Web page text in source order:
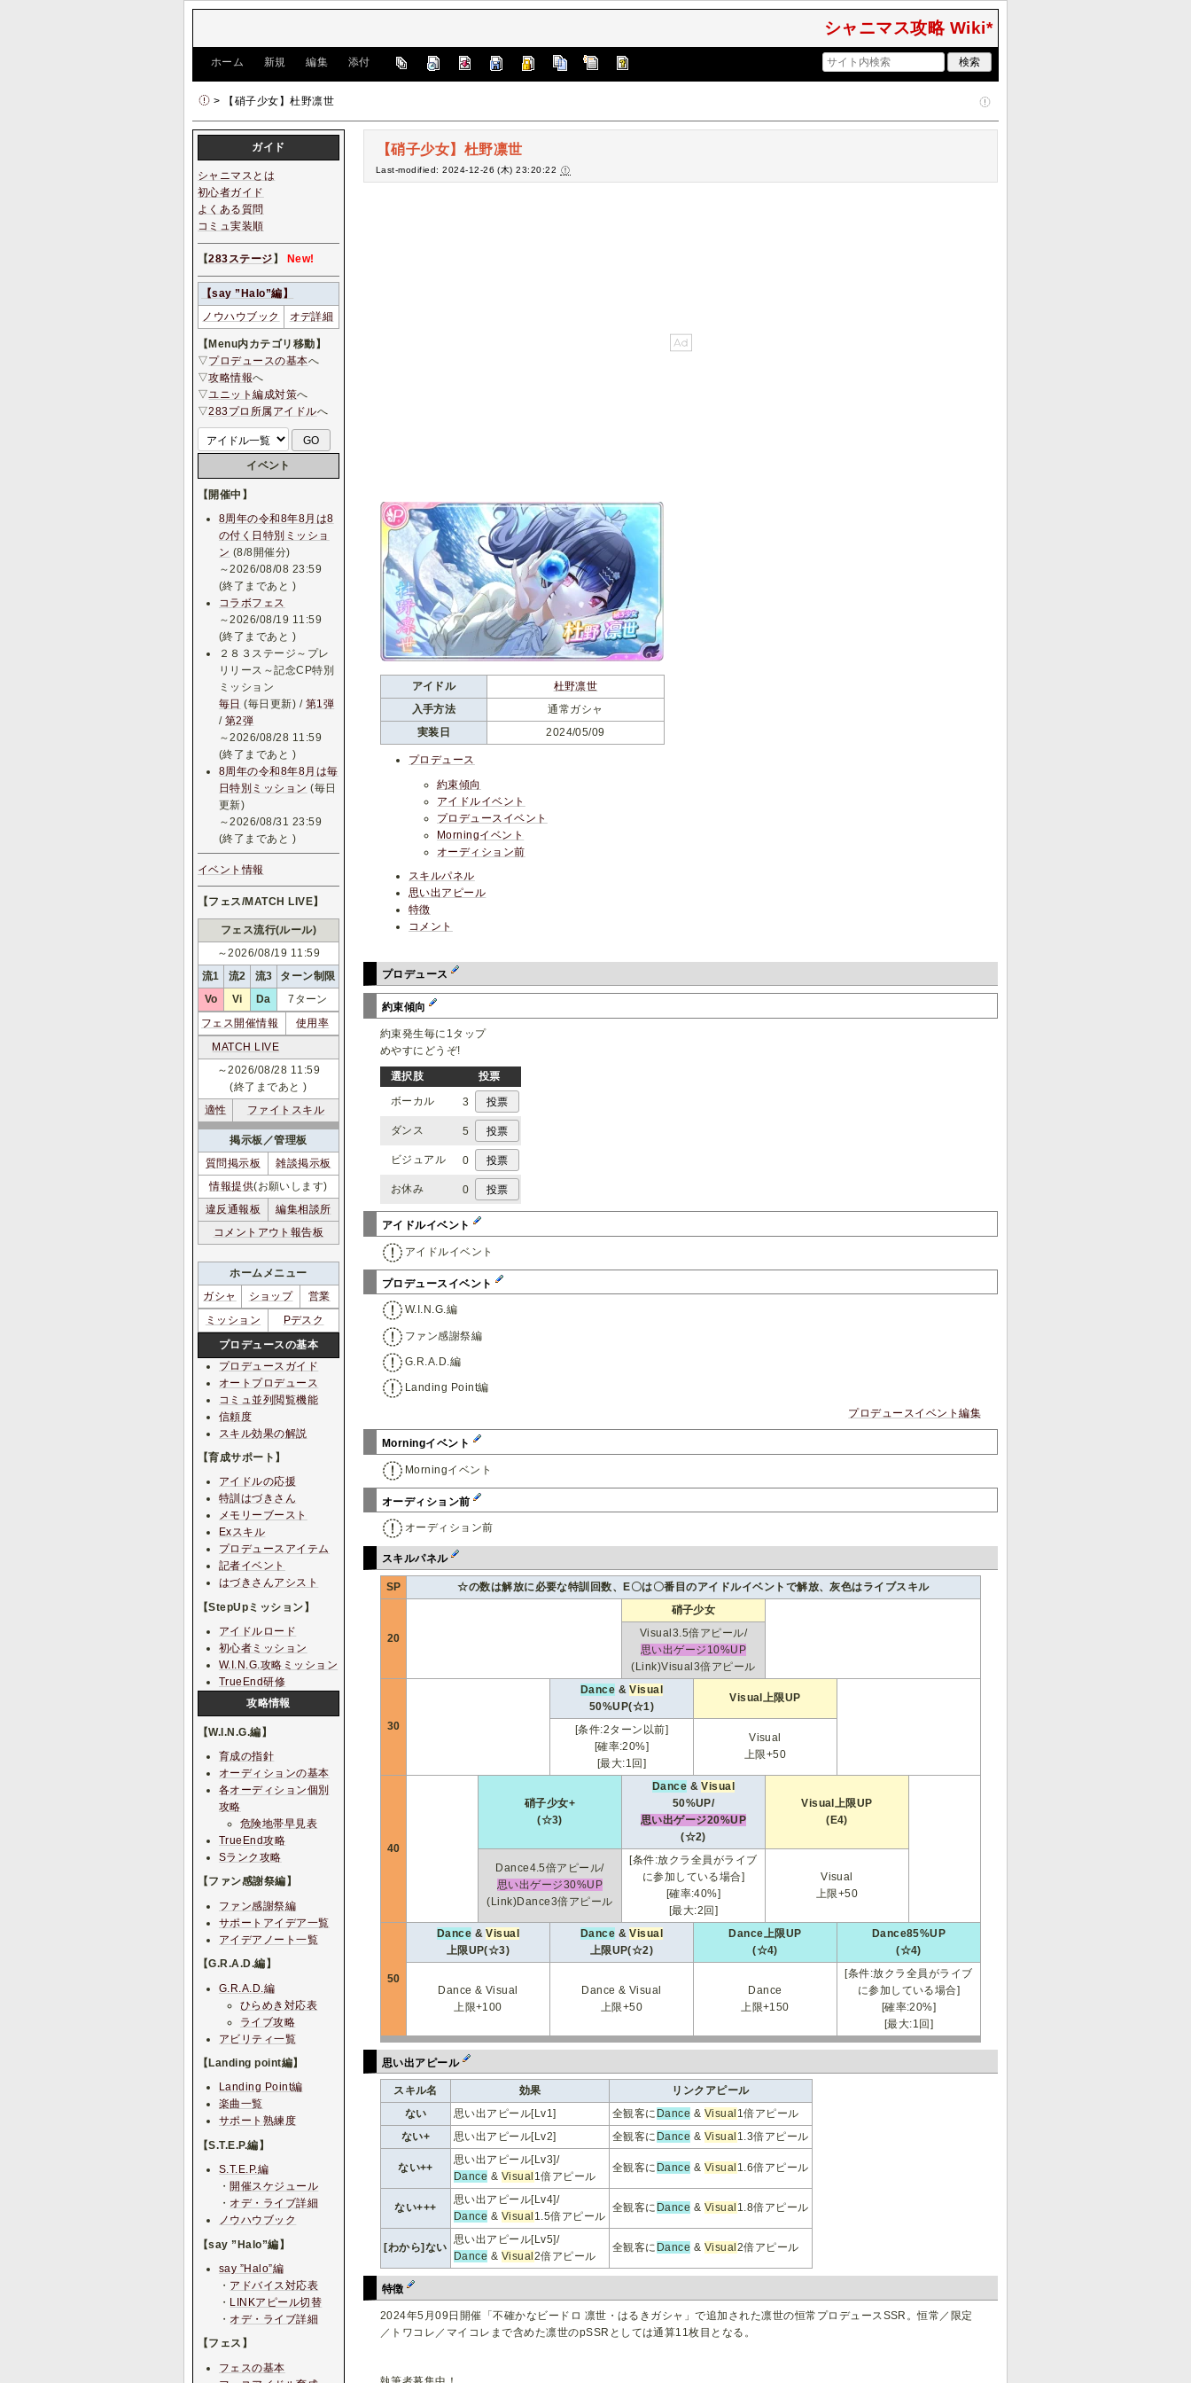
シャニマス攻略 Wiki*
ホーム 新規 編集 添付
> 【硝子少女】杜野凛世
【硝子少女】杜野凛世
Last-modified: 2024-12-26 (木) 23:20:22
アイドル
杜野凛世
入手方法
通常ガシャ
実装日
2024/05/09
プロデュース
約束傾向
アイドルイベント
プロデュースイベント
Morningイベント
オーディション前
スキルパネル
思い出アピール
特徴
コメント
プロデュース
約束傾向
約束発生毎に1タップ
めやすにどうぞ!
選択肢
投票
ボーカル
3
ダンス 5
ビジュアル 0
お休み 0
アイドルイベント
アイドルイベント
プロデュースイベント
W.I.N.G.編
ファン感謝祭編
G.R.A.D.編
Landing Point編
プロデュースイベント編集
Morningイベント
Morningイベント
オーディション前
オーディション前
スキルパネル
SP ☆の数は解放に必要な特訓回数、E〇は〇番目のアイドルイベントで解放、灰色はライブスキル
20
硝子少女
Visual3.5倍アピール/
思い出ゲージ10%UP
(Link)Visual3倍アピール
30
Dance &Visual
50%UP(☆1)
Visual上限UP
[条件:2ターン以前]
[確率:20%]
[最大:1回]
Visual
上限+50
40
硝子少女+
(☆3)
Dance &Visual
50%UP/
思い出ゲージ20%UP
(☆2)
Visual上限UP
(E4)
Dance4.5倍アピール/
思い出ゲージ30%UP
(Link)Dance3倍アピール
[条件:放クラ全員がライブ
に参加している場合]
[確率:40%]
[最大:2回]
Visual
上限+50
50
Dance &Visual
上限UP(☆3)
Dance &Visual
上限UP(☆2)
Dance上限UP
(☆4)
Dance85%UP
(☆4)
Dance & Visual
上限+100
Dance & Visual
上限+50
Dance
上限+150
[条件:放クラ全員がライブ
に参加している場合]
[確率:20%]
[最大:1回]
思い出アピール
スキル名 効果
リンクアピール
ない
思い出アピール[Lv1] 全観客に Dance & Visual 1倍アピール
ない+
思い出アピール[Lv2] 全観客に Dance & Visual 1.3倍アピール
ない++
思い出アピール[Lv3]/
Dance & Visual 1倍アピール
全観客に Dance & Visual 1.6倍アピール
ない+++
思い出アピール[Lv4]/
Dance & Visual 1.5倍アピール
全観客に Dance & Visual 1.8倍アピール
[わから]ない
思い出アピール[Lv5]/
Dance & Visual 2倍アピール
全観客に Dance & Visual 2倍アピール
特徴
2024年5月09日開催「不確かなビードロ 凛世・はるきガシャ」で追加された凛世の恒常プロデュースSSR。恒常／限定
／トワコレ／マイコレまで含めた凛世のpSSRとしては通算11枚目となる。
ガイド
シャニマスとは
初心者ガイド
よくある質問
コミュ実装順
【283ステージ 】 New!
【say ”Halo”編】
ノウハウブック
オデ詳細
【Menu内カテゴリ移動】
▽プロデュースの基本へ
▽攻略情報へ
▽ユニット編成対策へ
▽283プロ所属アイドルへ
イベント
【開催中】
8周年の令和8年8月は8
の付く日特別ミッショ
ン (8/8開催分)
～2026/08/08 23:59
(終了まであと )
コラボフェス
～2026/08/19 11:59
(終了まであと )
２８３ステージ～プレ
リリース～記念CP特別
ミッション
毎日 (毎日更新) / 第1弾
/ 第2弾
～2026/08/28 11:59
(終了まであと )
8周年の令和8年8月は毎
日特別ミッション (毎日
更新)
～2026/08/31 23:59
(終了まであと )
イベント情報
【フェス/MATCH LIVE】
フェス流行(ルール)
～2026/08/19 11:59
流1
流2 流3
ターン制限
Vo
Vi Da
7ターン
フェス開催情報
使用率
MATCH LIVE
適性 ファイトスキル
～2026/08/28 11:59
(終了まであと)
違反通報板
編集相談所
コメントアウト報告板
掲示板／管理板
質問掲示板
雑談掲示板
情報提供(お願いします)
ホームメニュー
ガシャ
ショップ
営業
ミッション
Pデスク
プロデュースの基本
プロデュースガイド
オートプロデュース
コミュ並列閲覧機能
信頼度
スキル効果の解説
【育成サポート】
アイドルの応援
特訓はづきさん
メモリーブースト
Exスキル
プロデュースアイテム
記者イベント
はづきさんアシスト
【StepUpミッション】
アイドルロード
初心者ミッション
W.I.N.G.攻略ミッション
TrueEnd研修
攻略情報
【W.I.N.G.編】
育成の指針
オーディションの基本
各オーディション個別
攻略
危険地帯早見表
TrueEnd攻略
Sランク攻略
【ファン感謝祭編】
ファン感謝祭編
サポートアイデア一覧
アイデアノート一覧
【G.R.A.D.編】
G.R.A.D.編
ひらめき対応表
ライブ攻略
アビリティ一覧
【Landing point編】
Landing Point編
楽曲一覧
サポート熟練度
【S.T.E.P.編】
S.T.E.P.編
・ 開催スケジュール
・ オデ・ライブ詳細
ノウハウブック
【say ”Halo”編】
say ”Halo”編
・ アドバイス対応表
・ LINKアピール切替
・ オデ・ライブ詳細
【フェス】
フェスの基本